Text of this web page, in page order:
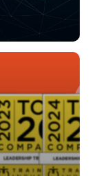
a Cegoc
Humanos,